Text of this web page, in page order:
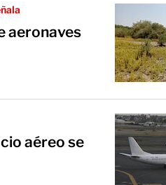
aeronaves
aéreo se